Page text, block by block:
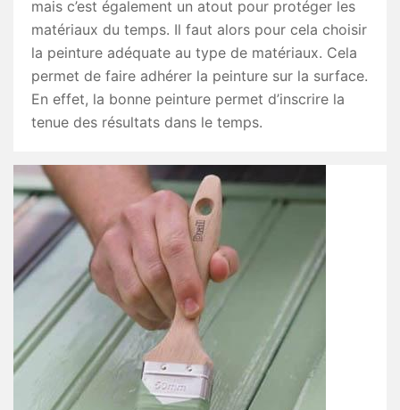
mais c’est également un atout pour protéger les
matériaux du temps. Il faut alors pour cela choisir
la peinture adéquate au type de matériaux. Cela
permet de faire adhérer la peinture sur la surface.
En effet, la bonne peinture permet d’inscrire la
tenue des résultats dans le temps.